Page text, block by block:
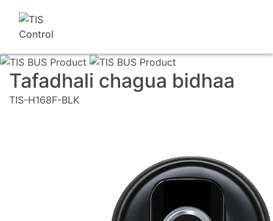
Tafadhali chagua bidhaa
TIS-H168F-BLK